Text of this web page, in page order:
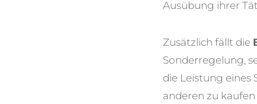
Ausübung ihrer
Zusätzlich fällt die
Sonderregelung,
die Leistung
anderen zu